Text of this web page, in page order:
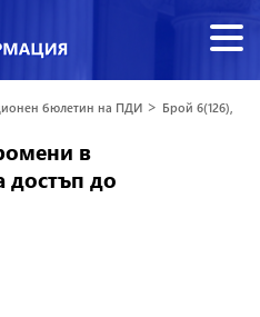
бюлетин на ПДИ > Брой 6(126),
в
достъп до